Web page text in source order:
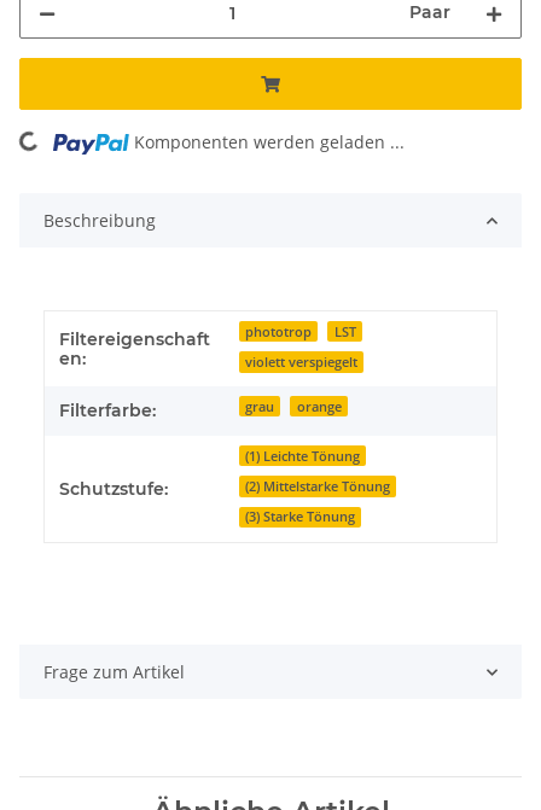
Paar
Loading... Komponenten werden geladen ...
Beschreibung
Filtereigenschaft
en:
phototrop
LST
violett verspiegelt
Filterfarbe: grau orange
Schutzstufe:
(1) Leichte Tönung
(2) Mittelstarke Tönung
(3) Starke Tönung
Frage zum Artikel